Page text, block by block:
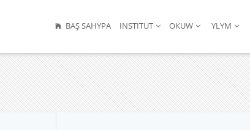
BAŞ SAHYPA INSTITUT OKUW YLYM